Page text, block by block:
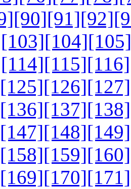
[90][91][92]
[103][104][105]
[114][115][116]
[125][126][127]
[136][137][138]
[147][148][149]
[158][159][160]
[169][170][171]